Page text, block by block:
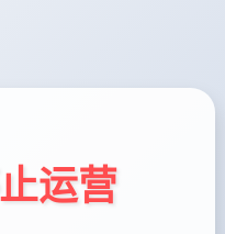
运营